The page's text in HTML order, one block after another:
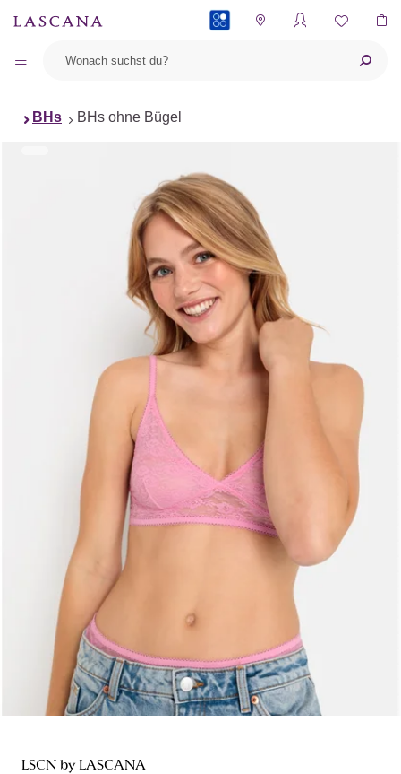
BHs BHs ohne Bügel
LSCN by LASCANA